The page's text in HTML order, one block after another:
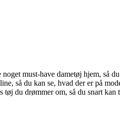
must-have dametøj hjem, så
så du kan se, hvad der er på
du drømmer om, så du snart kan